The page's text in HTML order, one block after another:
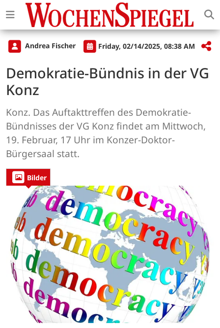
Andrea Fischer Friday, 02/14/2025, 08:38 AM
Demokratie-Bündnis in der VG
Konz
Konz. Das Auftakttreffen des Demokratie-
Bündnisses der VG Konz findet am Mittwoch,
19. Februar, 17 Uhr im Konzer-Doktor-
Bürgersaal statt.
Bilder